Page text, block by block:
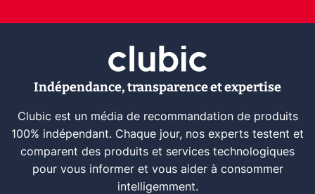
Indépendance, transparence et expertise
Clubic est un média de recommandation de produits
100% indépendant. Chaque jour, nos experts testent et
comparent des produits et services technologiques
pour vous informer et vous aider à consommer
intelligemment.